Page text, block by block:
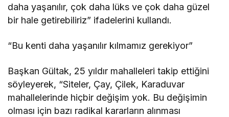
daha yaşanılır, çok daha lüks ve çok daha güzel
bir hale getirebiliriz” ifadelerini kullandı.
“Bu kenti daha yaşanılır kılmamız gerekiyor”
Başkan Gültak, 25 yıldır mahalleleri takip ettiğini
söyleyerek, “Siteler, Çay, Çilek, Karaduvar
mahallelerinde hiçbir değişim yok. Bu değişimin
olması için bazı radikal kararların alınması